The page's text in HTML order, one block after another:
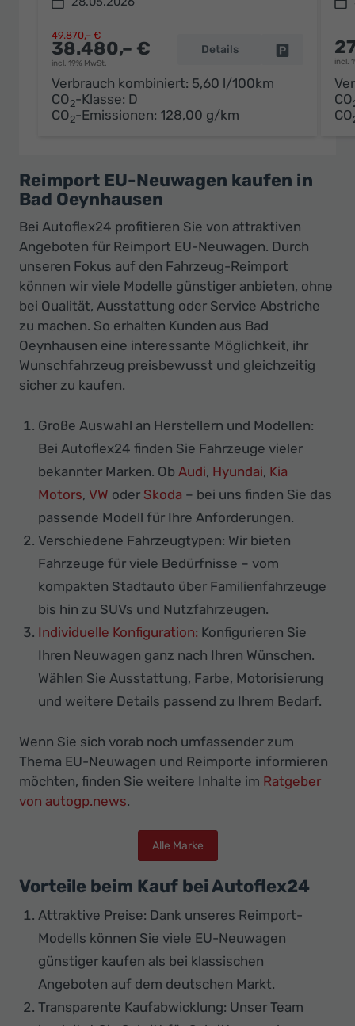
38.480,– €
incl. 19% MwSt.
49.870,– €
Details Fahrzeug
Verbrauch kombiniert: 5,60 l/100km
CO2-Klasse: D
CO2-Emissionen: 128,00 g/km
incl.
CO
CO
Reimport EU-Neuwagen kaufen in
Bad Oeynhausen
Bei Autoflex24 profitieren Sie von attraktiven
Angeboten für Reimport EU-Neuwagen. Durch
unseren Fokus auf den Fahrzeug-Reimport
können wir viele Modelle günstiger anbieten, ohne
bei Qualität, Ausstattung oder Service Abstriche
zu machen. So erhalten Kunden aus Bad
Oeynhausen eine interessante Möglichkeit, ihr
Wunschfahrzeug preisbewusst und gleichzeitig
sicher zu kaufen.
Große Auswahl an Herstellern und Modellen:
Bei Autoflex24 finden Sie Fahrzeuge vieler
bekannter Marken. Ob Audi, Hyundai, Kia
Motors, VW oder Skoda – bei uns finden Sie das
passende Modell für Ihre Anforderungen.
Verschiedene Fahrzeugtypen: Wir bieten
Fahrzeuge für viele Bedürfnisse – vom
kompakten Stadtauto über Familienfahrzeuge
bis hin zu SUVs und Nutzfahrzeugen.
Individuelle Konfiguration: Konfigurieren Sie
Ihren Neuwagen ganz nach Ihren Wünschen.
Wählen Sie Ausstattung, Farbe, Motorisierung
und weitere Details passend zu Ihrem Bedarf.
Wenn Sie sich vorab noch umfassender zum
Thema EU-Neuwagen und Reimporte informieren
möchten, finden Sie weitere Inhalte im Ratgeber
von autogp.news.
Alle Marke
Vorteile beim Kauf bei Autoflex24
Attraktive Preise: Dank unseres Reimport-
Modells können Sie viele EU-Neuwagen
günstiger kaufen als bei klassischen
Angeboten auf dem deutschen Markt.
Transparente Kaufabwicklung: Unser Team